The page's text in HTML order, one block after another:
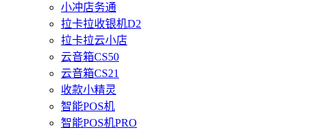
小冲店务通
拉卡拉收银机D2
拉卡拉云小店
云音箱CS50
云音箱CS21
收款小精灵
智能POS机
智能POS机PRO